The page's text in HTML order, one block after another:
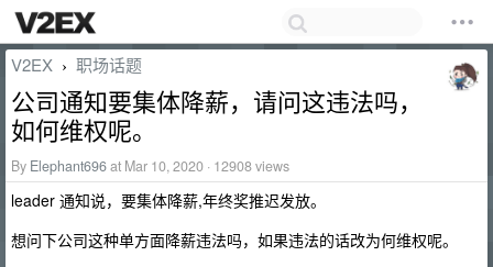
V2EX › 职场话题
公司通知要集体降薪，请问这违法吗，
如何维权呢。
By Elephant696at Mar 10, 2020 · 12908 views
leader 通知说，要集体降薪,年终奖推迟发放。
想问下公司这种单方面降薪违法吗，如果违法的话改为何维权呢。